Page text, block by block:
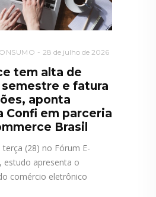
28 de julho de 2026
tem alta de
semestre e fatura
aponta
Confi em parceria
Brasil
(28) no Fórum E-
estudo apresenta o
comércio eletrônico